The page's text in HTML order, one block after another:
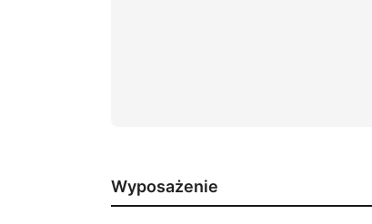
Wyposażenie